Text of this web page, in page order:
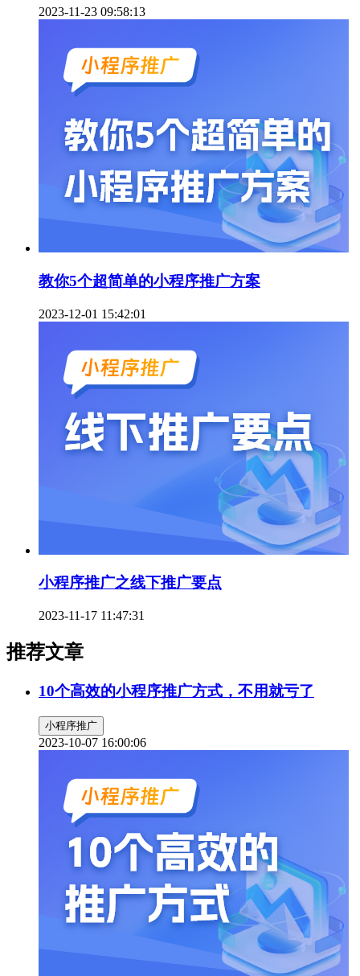
2023-11-23 09:58:13
教你5个超简单的小程序推广方案
2023-12-01 15:42:01
小程序推广之线下推广要点
2023-11-17 11:47:31
推荐文章
10个高效的小程序推广方式，不用就亏了
小程序推广
2023-10-07 16:00:06